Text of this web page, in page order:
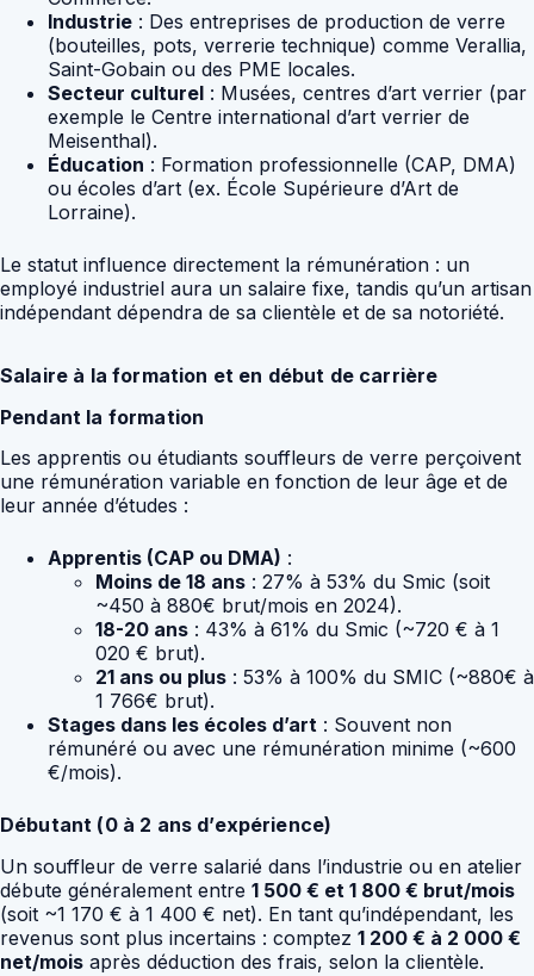
Industrie : Des entreprises de production de verre
(bouteilles, pots, verrerie technique) comme Verallia,
Saint-Gobain ou des PME locales.
Secteur culturel : Musées, centres d’art verrier (par
exemple le Centre international d’art verrier de
Meisenthal).
Éducation : Formation professionnelle (CAP, DMA)
ou écoles d’art (ex. École Supérieure d’Art de
Lorraine).
Le statut influence directement la rémunération : un
employé industriel aura un salaire fixe, tandis qu’un artisan
indépendant dépendra de sa clientèle et de sa notoriété.
Salaire à la formation et en début de carrière
Pendant la formation
Les apprentis ou étudiants souffleurs de verre perçoivent
une rémunération variable en fonction de leur âge et de
leur année d’études :
Apprentis (CAP ou DMA) :
Moins de 18 ans : 27% à 53% du Smic (soit
~450 à 880€ brut/mois en 2024).
18-20 ans : 43% à 61% du Smic (~720 € à 1
020 € brut).
21 ans ou plus : 53% à 100% du SMIC (~880€ à
1 766€ brut).
Stages dans les écoles d’art : Souvent non
rémunéré ou avec une rémunération minime (~600
€/mois).
Débutant (0 à 2 ans d’expérience)
Un souffleur de verre salarié dans l’industrie ou en atelier
débute généralement entre 1 500 € et 1 800 € brut/mois
(soit ~1 170 € à 1 400 € net). En tant qu’indépendant, les
revenus sont plus incertains : comptez 1 200 € à 2 000 €
net/mois après déduction des frais, selon la clientèle.